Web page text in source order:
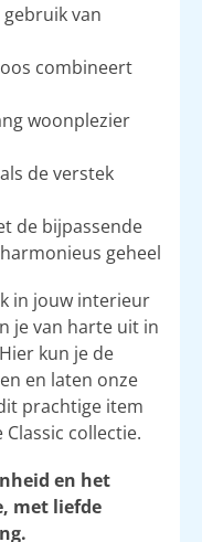
van
combineert
woonplezier
de verstek
de bijpassende
geheel
in jouw interieur
je van harte uit in
kun je de
en laten onze
prachtige item
collectie.
en het
met liefde